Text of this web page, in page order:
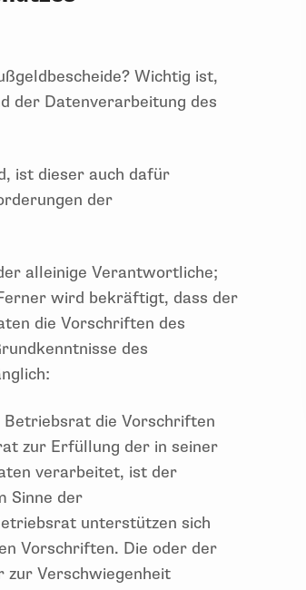
Wichtig ist,
der Datenverarbeitung des
ist dieser auch dafür
der
alleinige Verantwortliche;
wird bekräftigt, dass der
die Vorschriften des
des
Betriebsrat die Vorschriften
zur Erfüllung der in seiner
verarbeitet, ist der
Sinne der
unterstützen sich
Vorschriften. Die oder der
zur Verschwiegenheit